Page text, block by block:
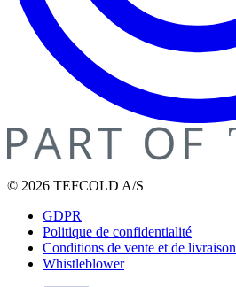
© 2026 TEFCOLD A/S
GDPR
Politique de confidentialité
Conditions de vente et de livraison
Whistleblower